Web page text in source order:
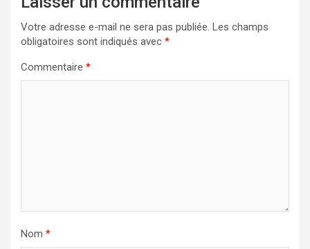
Votre adresse e-mail ne sera pas publiée. Les champs
obligatoires sont indiqués avec *
Commentaire *
Nom *